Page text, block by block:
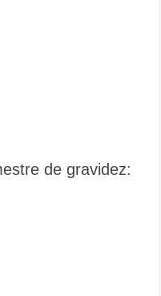
de gravidez: